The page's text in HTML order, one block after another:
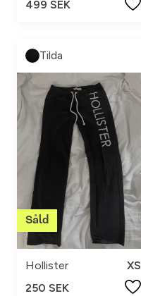
499 SEK
Tilda
Hollister
XS
250 SEK